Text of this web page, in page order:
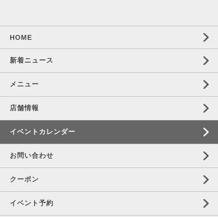
HOME
新着ニュース
メニュー
店舗情報
イベントカレンダー
お問い合わせ
クーポン
イベント予約